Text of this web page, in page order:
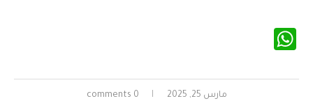
مارس 25, 2025 0 comments